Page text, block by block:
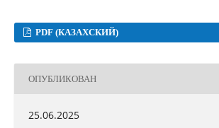
PDF (КАЗАХСКИЙ)
ОПУБЛИКОВАН
25.06.2025